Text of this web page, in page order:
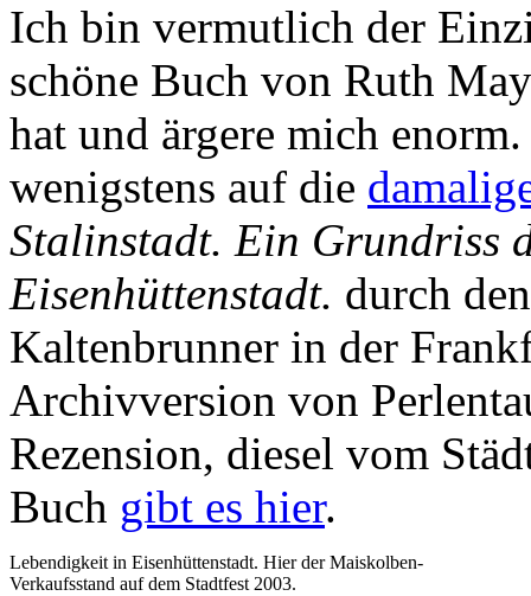
Ich bin vermutlich der
schöne Buch von Ruth
hat und ärgere mich
wenigstens auf die
Stalinstadt. Ein Grundriss
Eisenhüttenstadt. durch
Kaltenbrunner in der
Archivversion von
Rezension, diesel vom
Buch gibt es hier.
Lebendigkeit in Eisenhüttenstadt. Hier der Maiskolben-
Verkaufsstand auf dem Stadtfest 2003.